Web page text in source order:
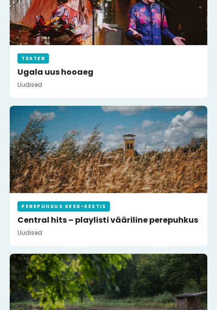
TEATER
Ugala uus hooaeg
Uudised
PEREPUHKUS KESK-EESTIS
Central hits – playlisti vääriline perepuhkus
Uudised